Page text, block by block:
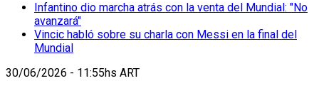
Infantino dio marcha atrás con la venta del Mundial: "No
avanzará"
Vincic habló sobre su charla con Messi en la final del
Mundial
30/06/2026 - 11:55hs ART